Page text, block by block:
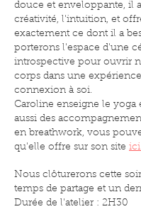
douce et enveloppante, il
créativité, l'intuition, et
exactement ce dont il a
porterons l'espace d'une
introspective pour ouvrir
corps dans une
connexion à soi.
Caroline enseigne le yoga
aussi des
en breathwork, vous
qu'elle offre sur son site ici.
Nous clôturerons cette
temps de partage et un
Durée de l'atelier : 2H30